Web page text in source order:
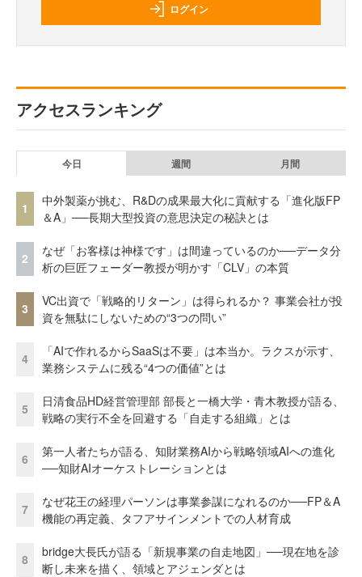
ログイン
アクセスランキング
今日 週間 月間
1
中外製薬が挑む、R&Dの成果最大化に貢献する「進化版FP
＆A」──長期大型投資の意思決定の秘訣とは
2
なぜ「お客様は神様です」は間違っているのか──データ分
析の巨匠フェーダー教授が明かす「CLV」の本質
3
VC出資で「戦略的リターン」は得られるか？ 事業会社が投
資を無駄にしないための“3つの問い”
4
「AIで作れるからSaaSは不要」は本当か。ラクスが示す、
業務システムに残る“4つの価値”とは
5
日清食品HD経営管理部 部長と一橋大学・青木教授が語る、
戦略の実行不全を回避する「自走する組織」とは
6
第一人者たちが語る、知財業務AIから戦略領域AIへの進化
──知財AIオーケストレーションとは
7
なぜ花王の経理パーソンは事業参謀になれるのか──FP＆A
機能の再定義、タフアサインメントでの人材育成
8
bridge大長氏が語る「新規事業の自走地図」──現在地を診
断し未来を描く、領域とアジェンダとは